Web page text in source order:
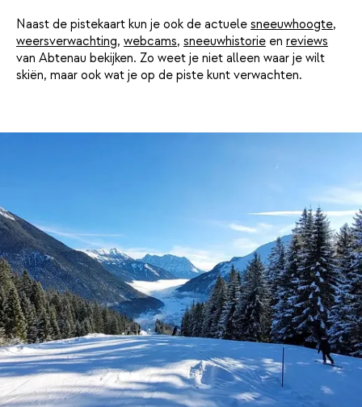
Naast de pistekaart kun je ook de actuele sneeuwhoogte,
weersverwachting, webcams, sneeuwhistorie en reviews
van Abtenau bekijken. Zo weet je niet alleen waar je wilt
skiën, maar ook wat je op de piste kunt verwachten.